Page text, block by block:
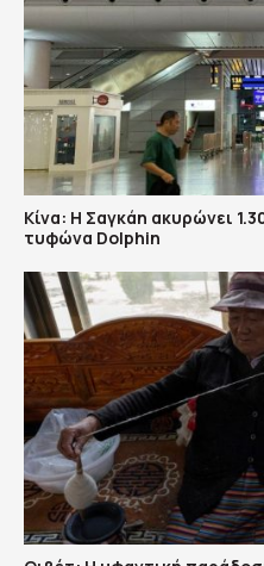
Κίνα: Η Σαγκάη ακυρώνει
τυφώνα Dolphin